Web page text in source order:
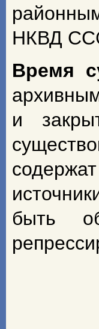
НКВД
Время
и
быть